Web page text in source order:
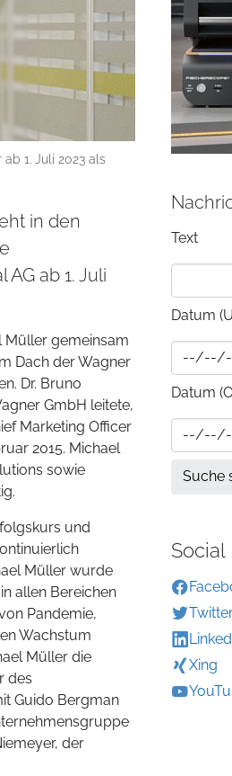
1. Juli 2023 als
in den
ab 1. Juli
Müller gemeinsam
Dach der Wagner
Dr. Bruno
GmbH leitete,
Marketing Officer
2015. Michael
sowie
und
Müller wurde
allen Bereichen
Pandemie,
Wachstum
Müller die
des
Guido Bergman
der
Text
Datum
Datum
Social
Xing